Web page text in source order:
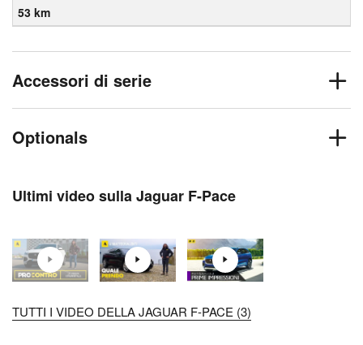
53 km
Accessori di serie
Optionals
Ultimi video sulla Jaguar F-Pace
TUTTI I VIDEO DELLA JAGUAR F-PACE (3)